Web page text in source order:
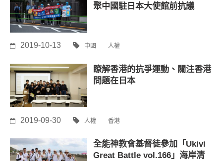
聚中國駐日本大使館前抗議
2019-10-13 中國 人權
瞭解香港的抗爭運動、關注香港
問題在日本
2019-09-30 人權 香港
全能神教會基督徒參加「Ukivi
Great Battle vol.166」海岸清